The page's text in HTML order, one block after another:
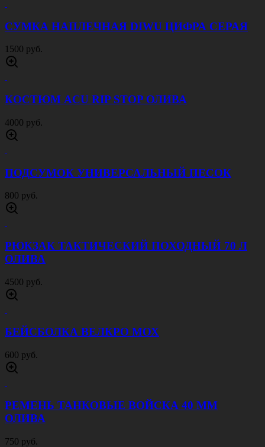
СУМКА НАПЛЕЧНАЯ DIWU ЦИФРА СЕРАЯ
1500 руб.
КОСТЮМ ACU RIP STOP ОЛИВА
4000 руб.
ПОДСУМОК УНИВЕРСАЛЬНЫЙ ПЕСОК
800 руб.
РЮКЗАК ТАКТИЧЕСКИЙ ПОХОДНЫЙ 70 Л
ОЛИВА
4500 руб.
БЕЙСБОЛКА ВЕЛКРО МОХ
600 руб.
РЕМЕНЬ ТАНКОВЫЕ ВОЙСКА 40 ММ
ОЛИВА
750 руб.